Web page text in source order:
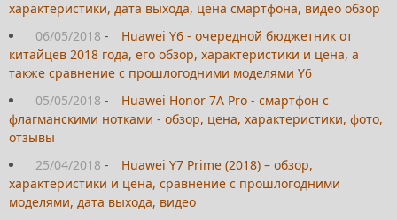
характеристики, дата выхода, цена смартфона, видео обзор
06/05/2018 -
Huawei Y6 - очередной бюджетник от
китайцев 2018 года, его обзор, характеристики и цена, а
также сравнение с прошлогодними моделями Y6
05/05/2018 -
Huawei Honor 7A Pro - смартфон с
флагманскими нотками - обзор, цена, характеристики, фото,
отзывы
25/04/2018 -
Huawei Y7 Prime (2018) – обзор,
характеристики и цена, сравнение с прошлогодними
моделями, дата выхода, видео